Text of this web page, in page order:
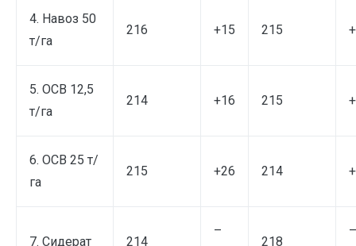
4. Навоз 50
т/га
216 +15 215
5. ОСВ 12,5
т/га
214 +16 215
6. ОСВ 25 т/
га
215 +26 214
7. Сидерат 214
–
218
–